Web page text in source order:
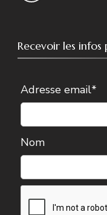
Recevoir les infos
Adresse email*
Nom